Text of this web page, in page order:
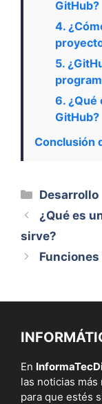
GitHub?
4.
5.
6. ¿Qué
GitHub?
Conclusión
Categorías
Desarrollo
¿Qué es
sirve?
En
las noticias
para que estés